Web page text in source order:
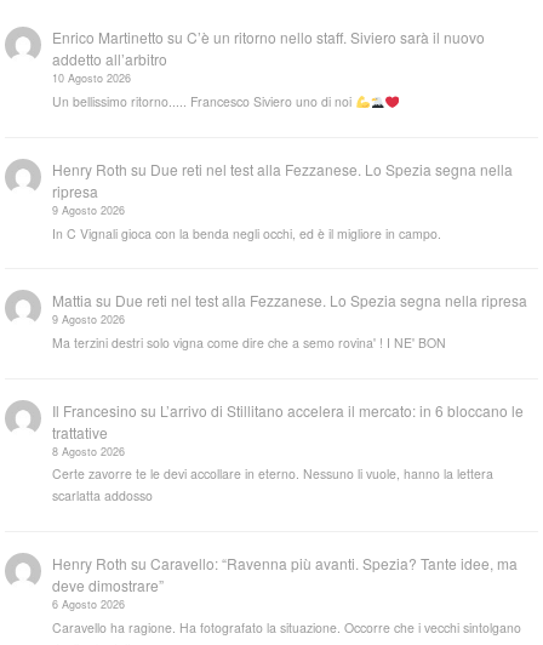
Enrico Martinetto suC’è un ritorno nello staff. Siviero sarà il nuovo
addetto all’arbitro
10 Agosto 2026
Un bellissimo ritorno..... Francesco Siviero uno di noi
Henry Roth su Due reti nel test alla Fezzanese. Lo Spezia segna nella
ripresa
9 Agosto 2026
In C Vignali gioca con la benda negli occhi, ed è il migliore in campo.
Mattia su Due reti nel test alla Fezzanese. Lo Spezia segna nella ripresa
9 Agosto 2026
Ma terzini destri solo vigna come dire che a semo rovina' ! I NE' BON
Il Francesino su L’arrivo di Stillitano accelera il mercato: in 6 bloccano le
trattative
8 Agosto 2026
Certe zavorre te le devi accollare in eterno. Nessuno li vuole, hanno la lettera
scarlatta addosso
Henry Roth suCaravello: “Ravenna più avanti. Spezia? Tante idee, ma
deve dimostrare”
6 Agosto 2026
Caravello ha ragione. Ha fotografato la situazione. Occorre che i vecchi sintolgano